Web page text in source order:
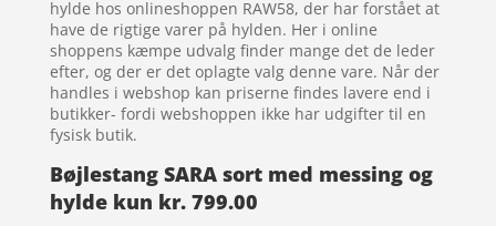
hylde hos onlineshoppen RAW58, der har forstået at
have de rigtige varer på hylden. Her i online
shoppens kæmpe udvalg finder mange det de leder
efter, og der er det oplagte valg denne vare. Når der
handles i webshop kan priserne findes lavere end i
butikker- fordi webshoppen ikke har udgifter til en
fysisk butik.
Bøjlestang SARA sort med messing og
hylde kun kr. 799.00